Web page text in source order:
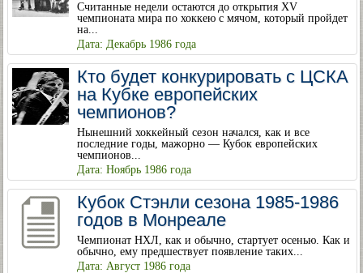
Считанные недели остаются до открытия XV
чемпионата мира по хоккею с мячом, который пройдет
на...
Дата: Декабрь 1986 года
Кто будет конкурировать с ЦСКА
на Кубке европейских
чемпионов?
Нынешний хоккейный сезон начался, как и все
последние годы, мажорно — Кубок европейских
чемпионов...
Дата: Ноябрь 1986 года
Кубок Стэнли сезона 1985-1986
годов в Монреале
Чемпионат НХЛ, как и обычно, стартует осенью. Как и
обычно, ему предшествует появление таких...
Дата: Август 1986 года